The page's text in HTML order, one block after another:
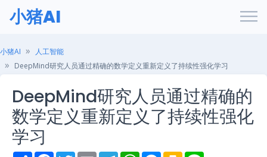
小猪AI
小猪AI
人工智能
DeepMind研究人员通过精确的数学定义重新定义了持续性强化学习
DeepMind研究人员通过精确的
数学定义重新定义了持续性强化
学习